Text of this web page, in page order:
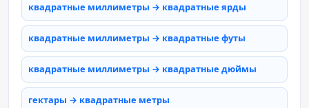
квадратные миллиметры → квадратные ярды
квадратные миллиметры → квадратные футы
квадратные миллиметры → квадратные дюймы
гектары → квадратные метры